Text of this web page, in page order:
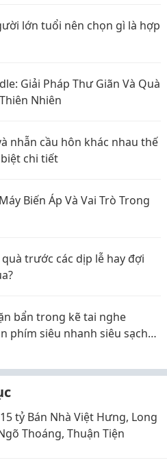
lớn tuổi nên chọn gì là hợp
Giải Pháp Thư Giãn Và Quà
Nhiên
nhẫn cầu hôn khác nhau thế
chi tiết
Biến Áp Và Vai Trò Trong
trước các dịp lễ hay đợi
bẩn trong kẽ tai nghe
phím siêu nhanh siêu sạch
tỷ Bán Nhà Việt Hưng, Long
Thoáng, Thuận Tiện